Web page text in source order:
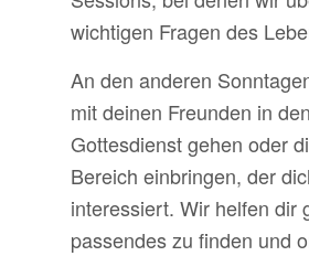
wichtigen Fragen des
An den anderen
mit deinen Freunden in den
Gottesdienst gehen oder
Bereich einbringen, der
interessiert. Wir helfen dir
passendes zu finden und